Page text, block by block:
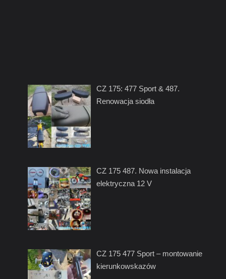
CZ 175: 477 Sport & 487.
Renowacja siodła
CZ 175 487. Nowa instalacja
elektryczna 12 V
CZ 175 477 Sport – montowanie
kierunkowskazów